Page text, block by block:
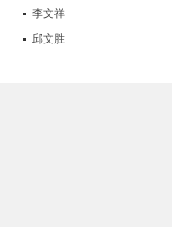
李文祥
邱文胜